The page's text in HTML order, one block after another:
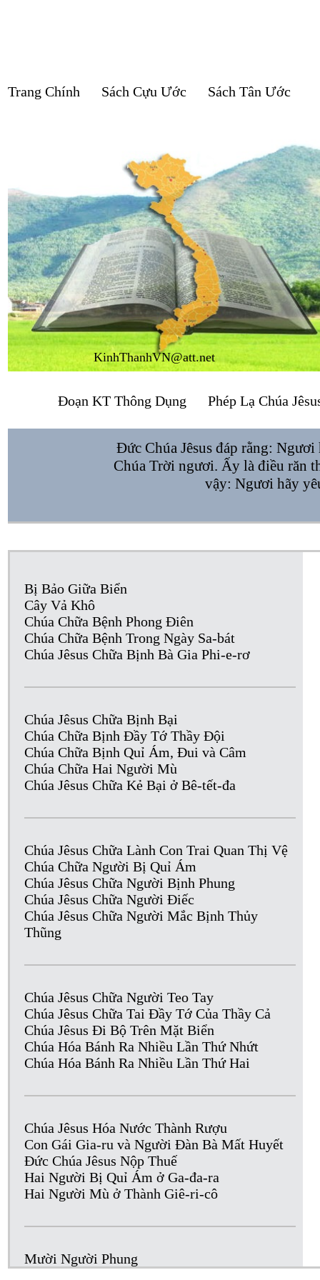
KinhThanhVN@att.net
Đức Chúa Jêsus đáp rằng:
Chúa Trời ngươi. Ấy là điều răn
vậy: Ngươi hãy
Đoạn KT Thông Dụng Phép Lạ Chúa
Trang Chính Sách Cựu Ước Sách Tân Ước
Bị Bảo Giữa Biển
Cây Vả Khô
Chúa Chữa Bệnh Phong Điên
Chúa Chữa Bệnh Trong Ngày Sa-bát
Chúa Jêsus Chữa Bịnh Bà Gia Phi-e-rơ
Chúa Jêsus Chữa Bịnh Bại
Chúa Chữa Bịnh Đầy Tớ Thầy Đội
Chúa Chữa Bịnh Quỉ Ám, Đui và Câm
Chúa Chữa Hai Người Mù
Chúa Jêsus Chữa Kẻ Bại ở Bê-tết-đa
Chúa Jêsus Chữa Lành Con Trai Quan Thị Vệ
Chúa Chữa Người Bị Quỉ Ám
Chúa Jêsus Chữa Người Bịnh Phung
Chúa Jêsus Chữa Người Điếc
Chúa Jêsus Chữa Người Mắc Bịnh Thủy
Thũng
Chúa Jêsus Chữa Người Teo Tay
Chúa Jêsus Chữa Tai Đầy Tớ Của Thầy Cả
Chúa Jêsus Đi Bộ Trên Mặt Biển
Chúa Hóa Bánh Ra Nhiều Lần Thứ Nhứt
Chúa Hóa Bánh Ra Nhiều Lần Thứ Hai
Chúa Jêsus Hóa Nước Thành Rượu
Con Gái Gia-ru và Người Đàn Bà Mất Huyết
Đức Chúa Jêsus Nộp Thuế
Hai Người Bị Quỉ Ám ở Ga-đa-ra
Hai Người Mù ở Thành Giê-ri-cô
Mười Người Phung